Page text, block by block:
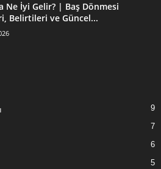
Ne İyi Gelir? | Baş Dönmesi
Belirtileri ve Güncel...
9
7
6
5